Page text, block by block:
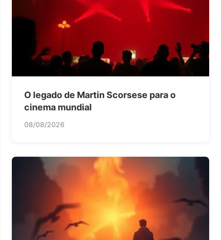
O legado de Martin Scorsese para o
cinema mundial
08/08/2026